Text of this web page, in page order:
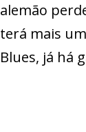
alemão
terá mais
Blues, já há